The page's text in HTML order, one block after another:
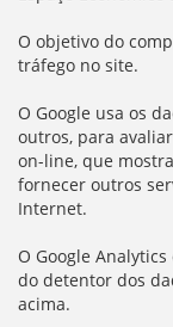
O objetivo do
tráfego no site.
O Google usa os
outros, para
on-line, que
fornecer outros
Internet.
O Google
do detentor dos
acima.